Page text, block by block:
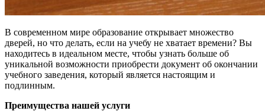
В современном мире образование открывает множество
дверей, но что делать, если на учебу не хватает времени? Вы
находитесь в идеальном месте, чтобы узнать больше об
уникальной возможности приобрести документ об окончании
учебного заведения, который является настоящим и
подлинным.
Преимущества нашей услуги